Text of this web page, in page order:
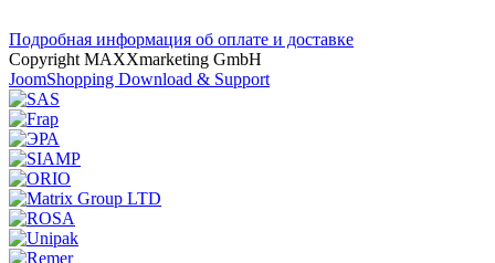
Подробная информация об оплате и доставке
Copyright MAXXmarketing GmbH
JoomShopping Download & Support